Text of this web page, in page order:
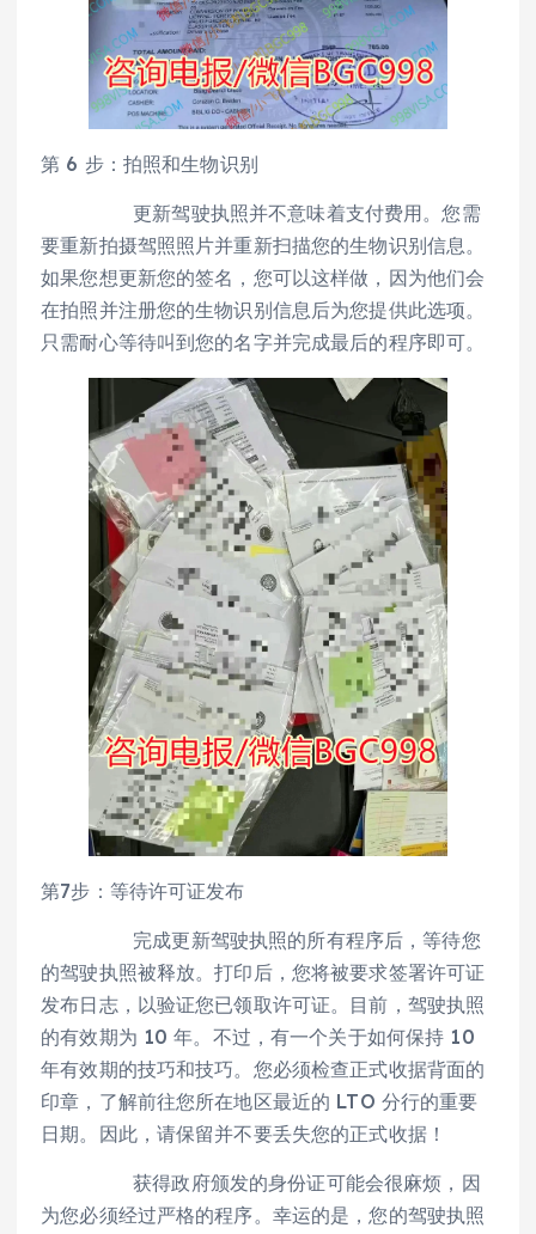
第 6 步：拍照和生物识别
更新驾驶执照并不意味着支付费用。您需
要重新拍摄驾照照片并重新扫描您的生物识别信息。
如果您想更新您的签名，您可以这样做，因为他们会
在拍照并注册您的生物识别信息后为您提供此选项。
只需耐心等待叫到您的名字并完成最后的程序即可。
第7步：等待许可证发布
完成更新驾驶执照的所有程序后，等待您
的驾驶执照被释放。打印后，您将被要求签署许可证
发布日志，以验证您已领取许可证。目前，驾驶执照
的有效期为 10 年。不过，有一个关于如何保持 10
年有效期的技巧和技巧。您必须检查正式收据背面的
印章，了解前往您所在地区最近的 LTO 分行的重要
日期。因此，请保留并不要丢失您的正式收据！
获得政府颁发的身份证可能会很麻烦，因
为您必须经过严格的程序。幸运的是，您的驾驶执照